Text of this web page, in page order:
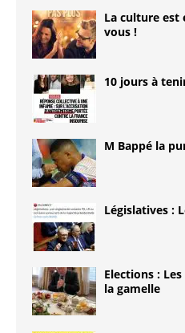
La culture est
vous !
10 jours à
M Bappé la
Législatives :
Elections :
la gamelle